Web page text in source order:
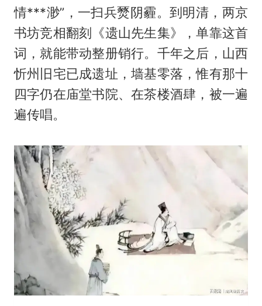
情***渺”，一扫兵燹阴霾。到明清，两京
书坊竞相翻刻《遗山先生集》，单靠这首
词，就能带动整册销行。千年之后，山西
忻州旧宅已成遗址，墙基零落，惟有那十
四字仍在庙堂书院、在茶楼酒肆，被一遍
遍传唱。